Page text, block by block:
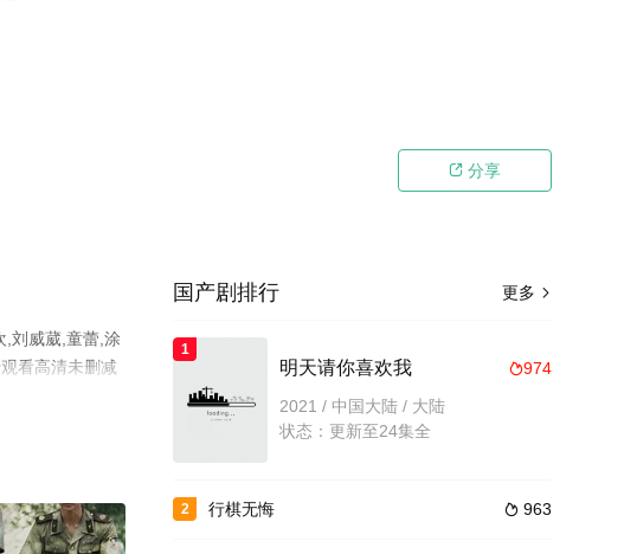
 分享
,刘威葳,童蕾,涂
看高清未删减
更多 
国产剧排行
1
974
明天请你喜欢我
2021 / 中国大陆 / 大陆
状态：更新至24集全
2  963
行棋无悔